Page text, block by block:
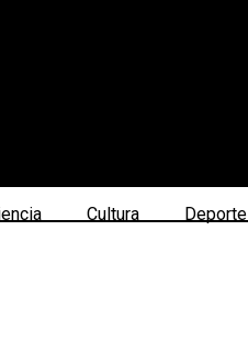
Cultura Deporte